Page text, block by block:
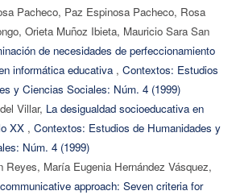
Pacheco, Paz Espinosa Pacheco, Rosa
Orieta Muñoz Ibieta, Mauricio Sara San
de necesidades de perfeccionamiento
informática educativa , Contextos: Estudios
y Ciencias Sociales: Núm. 4 (1999)
Villar, La desigualdad socioeducativa en
XX , Contextos: Estudios de Humanidades y
Núm. 4 (1999)
Reyes, María Eugenia Hernández Vásquez,
approach: Seven criteria for